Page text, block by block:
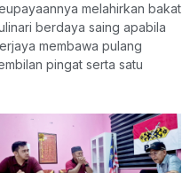
melahirkan bakat
berdaya saing apabila
membawa pulang
pingat serta satu